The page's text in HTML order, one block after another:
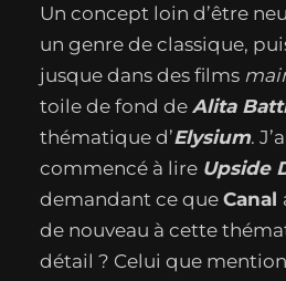
Un concept loin d’être
un genre de classique,
jusque dans des films
toile de fond de Alita
thématique d’Elysium.
commencé à lire Upside
demandant ce que Canal
de nouveau à cette
détail ? Celui que